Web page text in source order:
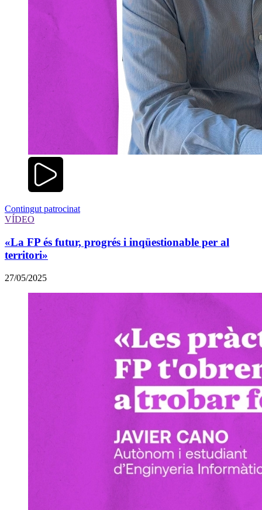
Contingut patrocinat
VÍDEO
«La FP és futur, progrés i inqüestionable per al
territori»
27/05/2025